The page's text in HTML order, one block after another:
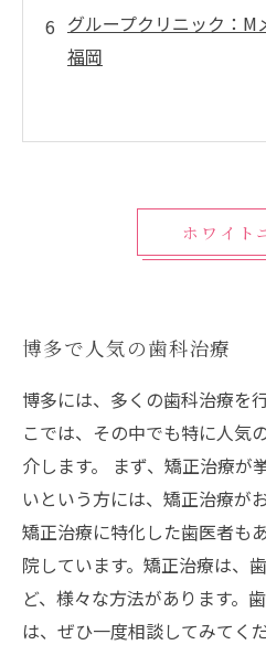
グループクリニック：M
福岡
ホワイト
博多で人気の歯科治療
博多には、多くの歯科治療を
こでは、その中でも特に人気
介します。 まず、矯正治療が
いという方には、矯正治療が
矯正治療に特化した歯医者も
院しています。矯正治療は、
ど、様々な方法があります。
は、ぜひ一度相談してみてく